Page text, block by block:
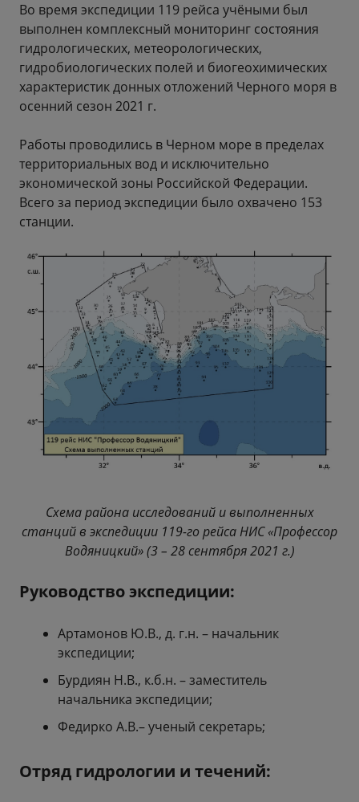
Во время экспедиции 119 рейса учёными был
выполнен комплексный мониторинг состояния
гидрологических, метеорологических,
гидробиологических полей и биогеохимических
характеристик донных отложений Черного моря в
осенний сезон 2021 г.
Работы проводились в Черном море в пределах
территориальных вод и исключительно
экономической зоны Российской Федерации.
Всего за период экспедиции было охвачено 153
станции.
Схема района исследований и выполненных
станций в экспедиции 119-го рейса НИС «Профессор
Водяницкий» (3 – 28 сентября 2021 г.)
Руководство экспедиции:
Артамонов Ю.В., д. г.н. – начальник
экспедиции;
Бурдиян Н.В., к.б.н. – заместитель
начальника экспедиции;
Федирко А.В.– ученый секретарь;
Отряд гидрологии и течений: